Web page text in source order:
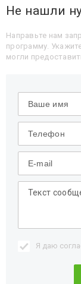
Не нашли
Направьте нам
программу.
могли
Я даю